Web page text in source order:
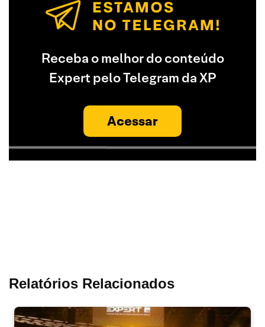
Receba o melhor do conteúdo
Expert pelo Telegram da XP
Acessar
Relatórios Relacionados